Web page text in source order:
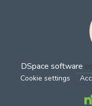
DSpace software
Cookie settings